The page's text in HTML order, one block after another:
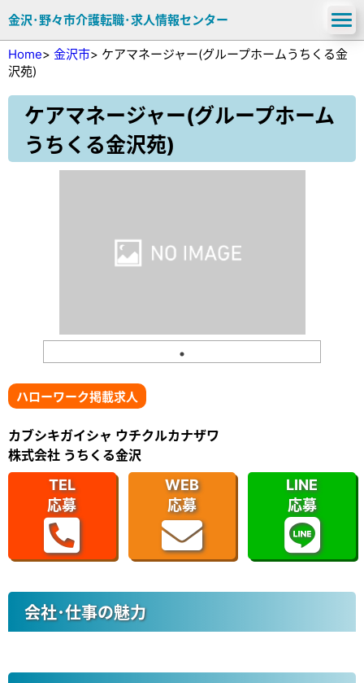
金沢･野々市介護転職･求人情報センター
Home> 金沢市> ケアマネージャー(グループホームうちくる金
沢苑)
ケアマネージャー(グループホーム
うちくる金沢苑)
ハローワーク掲載求人
カブシキガイシャ ウチクルカナザワ
株式会社 うちくる金沢
TEL
応募
WEB
応募
LINE
応募
会社･仕事の魅力